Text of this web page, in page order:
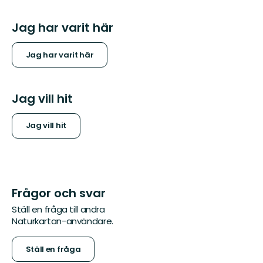
Jag har varit här
Jag har varit här
Jag vill hit
Jag vill hit
Frågor och svar
Ställ en fråga till andra
Naturkartan-användare.
Ställ en fråga